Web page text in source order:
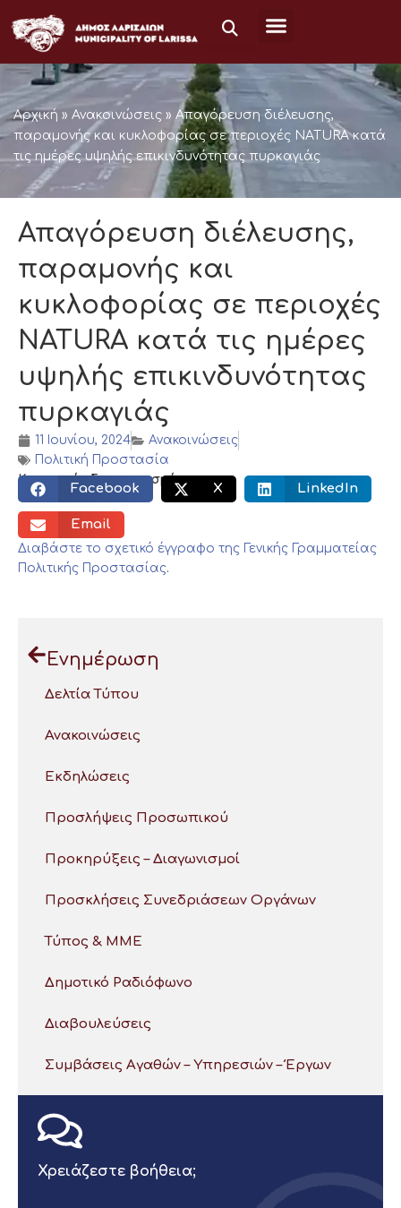
στο
περιεχόμενο
Αρχική » Ανακοινώσεις » Απαγόρευση διέλευσης,
παραμονής και κυκλοφορίας σε περιοχές NATURA κατά
τις ημέρες υψηλής επικινδυνότητας πυρκαγιάς
Απαγόρευση διέλευσης,
παραμονής και
κυκλοφορίας σε περιοχές
NATURA κατά τις ημέρες
υψηλής επικινδυνότητας
πυρκαγιάς
11 Ιουνίου, 2024
Ανακοινώσεις
Πολιτική Προστασία
Κοινωνικός διαμοιρασμός:
Facebook X LinkedIn
Email
Διαβάστε το σχετικό έγγραφο της Γενικής Γραμματείας
Πολιτικής Προστασίας.
Ενημέρωση
Δελτία Τύπου
Ανακοινώσεις
Εκδηλώσεις
Προσλήψεις Προσωπικού
Προκηρύξεις – Διαγωνισμοί
Προσκλήσεις Συνεδριάσεων Οργάνων
Τύπος & ΜΜΕ
Δημοτικό Ραδιόφωνο
Διαβουλεύσεις
Συμβάσεις Αγαθών – Υπηρεσιών – Έργων
Χρειάζεστε βοήθεια;